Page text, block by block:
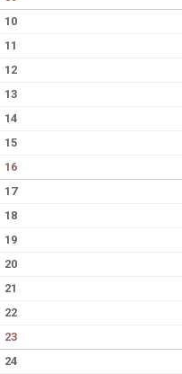
10
11
12
13
14
15
16
17
18
19
20
21
22
23
24